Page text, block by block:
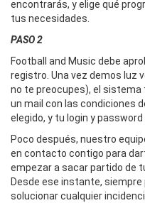
encontrarás, y elige qué
tus necesidades.
PASO 2
Football and Music debe
registro. Una vez demos luz
no te preocupes), el
un mail con las condiciones
elegido, y tu login y password
Poco después, nuestro
en contacto contigo para
empezar a sacar partido de
Desde ese instante,
solucionar cualquier